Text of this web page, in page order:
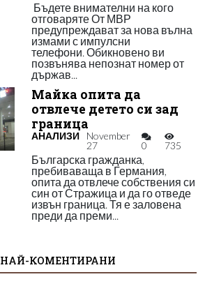
Бъдете внимателни на кого
отговаряте От МВР
предупреждават за нова вълна
измами с импулсни
телефони. Обикновено ви
позвънява непознат номер от
държав...
Майка опита да
отвлече детето си зад
граница
АНАЛИЗИ
November
27
0 735
Българска гражданка,
пребиваваща в Германия,
опита да отвлече собствения си
син от Стражица и да го отведе
извън граница. Тя е заловена
преди да преми...
НАЙ-КОМЕНТИРАНИ